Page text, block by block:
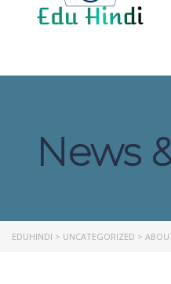
News
EDUHINDI > UNCATEGORIZED >